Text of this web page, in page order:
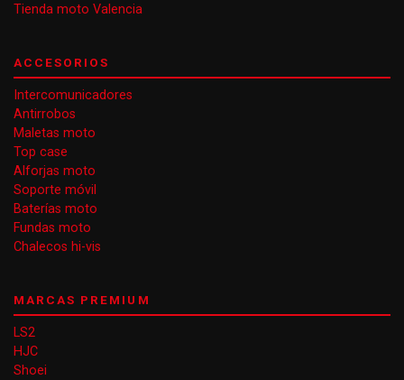
Tienda moto Valencia
ACCESORIOS
Intercomunicadores
Antirrobos
Maletas moto
Top case
Alforjas moto
Soporte móvil
Baterías moto
Fundas moto
Chalecos hi-vis
MARCAS PREMIUM
LS2
HJC
Shoei